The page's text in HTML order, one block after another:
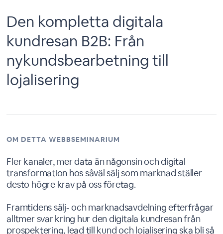
Den kompletta digitala
kundresan B2B: Från
nykundsbearbetning till
lojalisering
OM DETTA WEBBSEMINARIUM
Fler kanaler, mer data än någonsin och digital
transformation hos såväl sälj som marknad ställer
desto högre krav på oss företag.
Framtidens sälj- och marknadsavdelning efterfrågar
alltmer svar kring hur den digitala kundresan från
prospektering, lead till kund och lojalisering ska bli så